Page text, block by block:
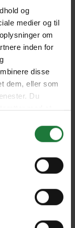
og
medier og til
om
inden for
disse
dem, eller som
Du
med at
Næste